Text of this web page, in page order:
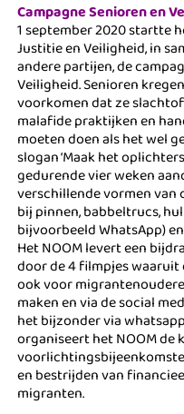
Campagne Senioren en
1 september 2020 startte
Justitie en Veiligheid, in
andere partijen, de
Veiligheid. Senioren
voorkomen dat ze
malafide praktijken en
moeten doen als het wel
slogan ‘Maak het
gedurende vier weken
verschillende vormen
bij pinnen, babbeltrucs,
bijvoorbeeld WhatsApp)
Het NOOM levert een
door de 4 filmpjes waaruit
ook voor
maken en via de social
het bijzonder via
organiseert het NOOM de
en bestrijden van
migranten.